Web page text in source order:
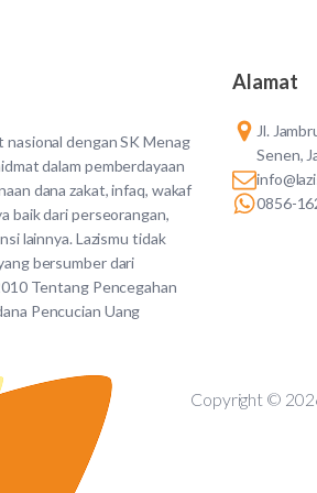
nasional dengan SK Menag
dalam pemberdayaan
dana zakat, infaq, wakaf
baik dari perseorangan,
lainnya. Lazismu tidak
bersumber dari
Tentang Pencegahan
Pencucian Uang
Alamat
Jl.
Senen,
0856-
Copyright ©